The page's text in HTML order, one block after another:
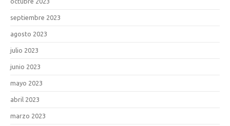
septiembre 2023
agosto 2023
julio 2023
junio 2023
mayo 2023
abril 2023
marzo 2023